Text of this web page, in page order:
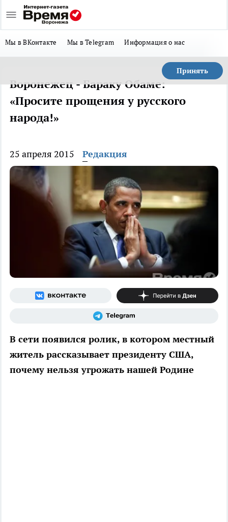
Мы в ВКонтакте Мы в Telegram Информация о нас
Принять
Воронежец - Бараку Обаме:
«Просите прощения у русского
народа!»
25 апреля 2015 Редакция
В сети появился ролик, в котором местный
житель рассказывает президенту США,
почему нельзя угрожать нашей Родине